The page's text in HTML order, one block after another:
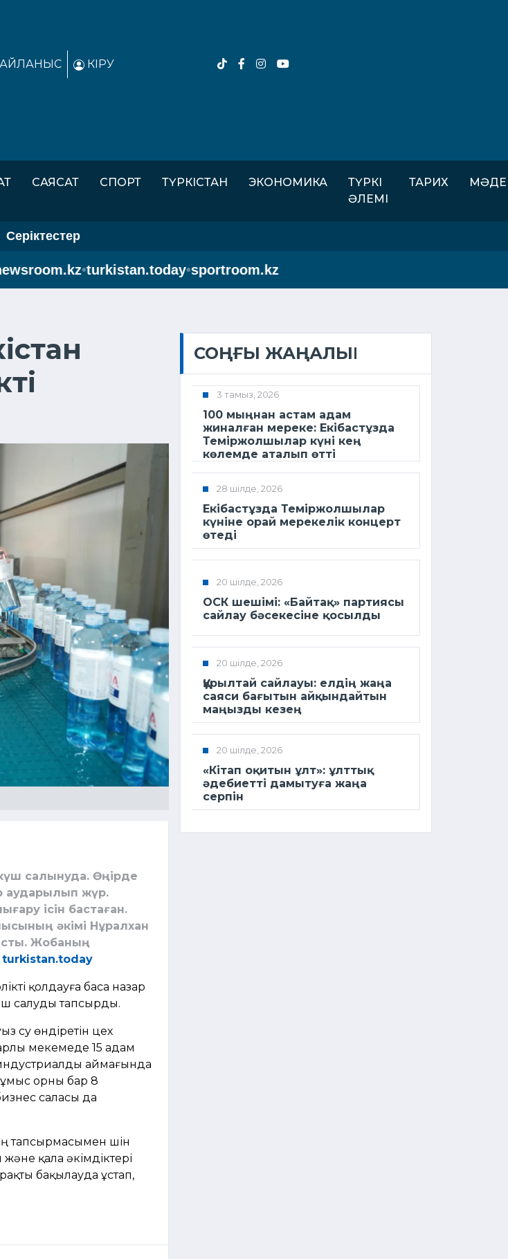
КІРУ
САЯСАТ СПОРТ ТҮРКІСТАН ЭКОНОМИКА
ТҮРКІ
ӘЛЕМІ
ТАРИХ
Серіктестер
•turkistan.today•sportroom.kz
салынуда. Өңірде
аударылып жүр.
ісін бастаған.
әкімі Нұралхан
Жобаның
turkistan.today
қолдауға баса назар
салуды тапсырды.
су өндіретін цех
мекемеде 15 адам
индустриалды аймағында
орны бар 8
саласы да
тапсырмасымен үшін
қала әкімдіктері
бақылауда ұстап,
СОҢҒЫ ЖАҢАЛЫҚ
3 тамыз, 2026
100 мыңнан астам адам
жиналған мереке: Екібастұзда
Теміржолшылар күні кең
көлемде аталып өтті
28 шілде, 2026
Екібастұзда Теміржолшылар
күніне орай мерекелік концерт
өтеді
20 шілде, 2026
ОСК шешімі: «Байтақ» партиясы
сайлау бәсекесіне қосылды
20 шілде, 2026
Құрылтай сайлауы: елдің жаңа
саяси бағытын айқындайтын
маңызды кезең
20 шілде, 2026
«Кітап оқитын ұлт»: ұлттық
әдебиетті дамытуға жаңа
серпін